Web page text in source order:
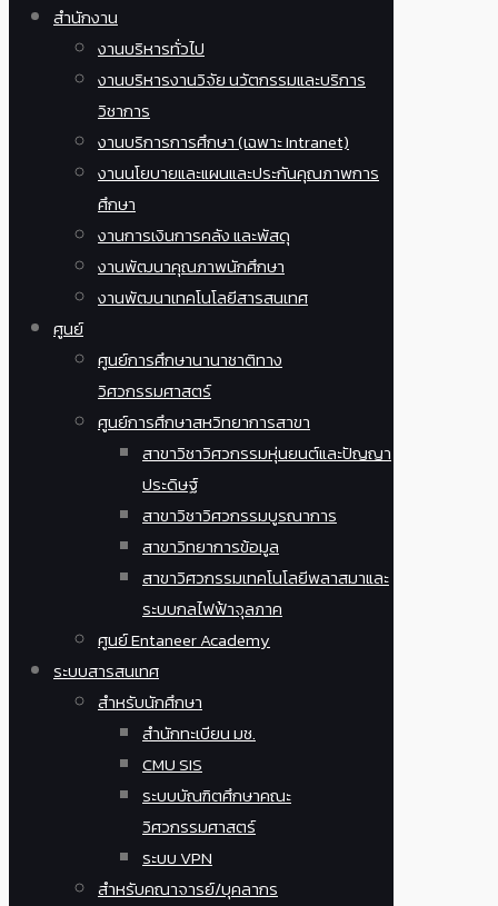
สำนักงาน
งานบริหารทั่วไป
งานบริหารงานวิจัย นวัตกรรมและบริการ
วิชาการ
งานบริการการศึกษา (เฉพาะ Intranet)
งานนโยบายและแผนและประกันคุณภาพการ
ศึกษา
งานการเงินการคลัง และพัสดุ
งานพัฒนาคุณภาพนักศึกษา
งานพัฒนาเทคโนโลยีสารสนเทศ
ศูนย์
ศูนย์การศึกษานานาชาติทาง
วิศวกรรมศาสตร์
ศูนย์การศึกษาสหวิทยาการสาขา
สาขาวิชาวิศวกรรมหุ่นยนต์และปัญญา
ประดิษฐ์
สาขาวิชาวิศวกรรมบูรณาการ
สาขาวิทยาการข้อมูล
สาขาวิศวกรรมเทคโนโลยีพลาสมาและ
ระบบกลไฟฟ้าจุลภาค
ศูนย์ Entaneer Academy
ระบบสารสนเทศ
สำหรับนักศึกษา
สำนักทะเบียน มช.
CMU SIS
ระบบบัณฑิตศึกษาคณะ
วิศวกรรมศาสตร์
ระบบ VPN
สำหรับคณาจารย์/บุคลากร